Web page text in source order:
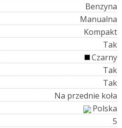
Benzyna
Manualna
Kompakt
Tak
Czarny
Tak
Tak
Na przednie koła
Polska
5